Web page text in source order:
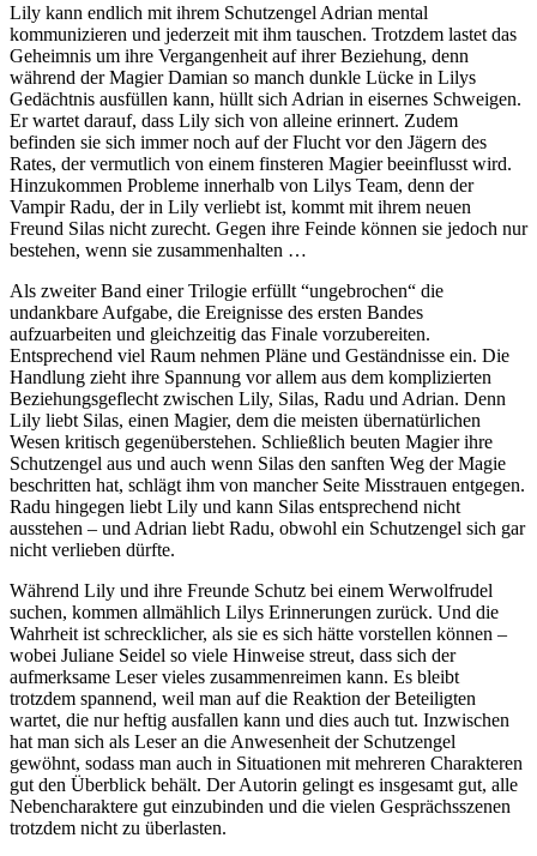
Lily kann endlich mit ihrem Schutzengel Adrian mental
kommunizieren und jederzeit mit ihm tauschen. Trotzdem lastet das
Geheimnis um ihre Vergangenheit auf ihrer Beziehung, denn
während der Magier Damian so manch dunkle Lücke in Lilys
Gedächtnis ausfüllen kann, hüllt sich Adrian in eisernes Schweigen.
Er wartet darauf, dass Lily sich von alleine erinnert. Zudem
befinden sie sich immer noch auf der Flucht vor den Jägern des
Rates, der vermutlich von einem finsteren Magier beeinflusst wird.
Hinzukommen Probleme innerhalb von Lilys Team, denn der
Vampir Radu, der in Lily verliebt ist, kommt mit ihrem neuen
Freund Silas nicht zurecht. Gegen ihre Feinde können sie jedoch nur
bestehen, wenn sie zusammenhalten …
Als zweiter Band einer Trilogie erfüllt “ungebrochen“ die
undankbare Aufgabe, die Ereignisse des ersten Bandes
aufzuarbeiten und gleichzeitig das Finale vorzubereiten.
Entsprechend viel Raum nehmen Pläne und Geständnisse ein. Die
Handlung zieht ihre Spannung vor allem aus dem komplizierten
Beziehungsgeflecht zwischen Lily, Silas, Radu und Adrian. Denn
Lily liebt Silas, einen Magier, dem die meisten übernatürlichen
Wesen kritisch gegenüberstehen. Schließlich beuten Magier ihre
Schutzengel aus und auch wenn Silas den sanften Weg der Magie
beschritten hat, schlägt ihm von mancher Seite Misstrauen entgegen.
Radu hingegen liebt Lily und kann Silas entsprechend nicht
ausstehen – und Adrian liebt Radu, obwohl ein Schutzengel sich gar
nicht verlieben dürfte.
Während Lily und ihre Freunde Schutz bei einem Werwolfrudel
suchen, kommen allmählich Lilys Erinnerungen zurück. Und die
Wahrheit ist schrecklicher, als sie es sich hätte vorstellen können –
wobei Juliane Seidel so viele Hinweise streut, dass sich der
aufmerksame Leser vieles zusammenreimen kann. Es bleibt
trotzdem spannend, weil man auf die Reaktion der Beteiligten
wartet, die nur heftig ausfallen kann und dies auch tut. Inzwischen
hat man sich als Leser an die Anwesenheit der Schutzengel
gewöhnt, sodass man auch in Situationen mit mehreren Charakteren
gut den Überblick behält. Der Autorin gelingt es insgesamt gut, alle
Nebencharaktere gut einzubinden und die vielen Gesprächsszenen
trotzdem nicht zu überlasten.